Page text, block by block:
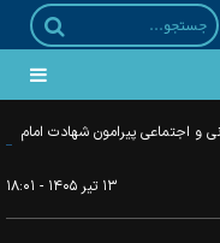
و اجتماعی پیرامون شهادت امام
۱۳ تير ۱۴۰۵ - ۱۸:۰۱